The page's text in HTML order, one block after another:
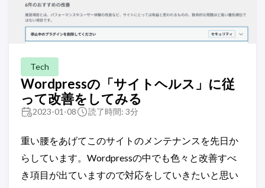
Tech
Wordpressの「サイトヘルス」に従
って改善をしてみる
2023-01-08 読了時間: 3分
重い腰をあげてこのサイトのメンテナンスを先日か
らしています。Wordpressの中でも色々と改善すべ
き項目が出ていますので対応をしていきたいと思い